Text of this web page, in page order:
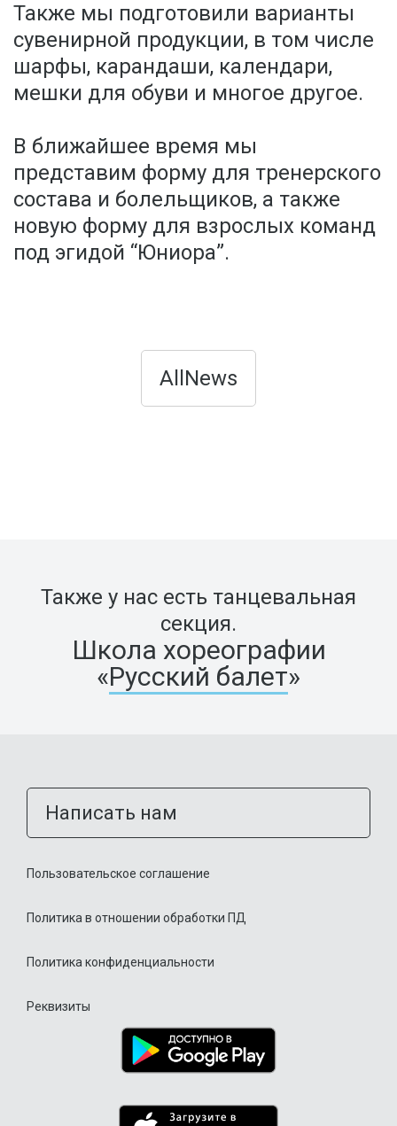
Также мы подготовили варианты
сувенирной продукции, в том числе
шарфы, карандаши, календари,
мешки для обуви и многое другое.
В ближайшее время мы
представим форму для тренерского
состава и болельщиков, а также
новую форму для взрослых команд
под эгидой “Юниора”.
AllNews
Также у нас есть танцевальная
секция.
Школа хореографии
«Русский балет»
Написать нам
Пользовательское соглашение
Политика в отношении обработки ПД
Политика конфиденциальности
Реквизиты